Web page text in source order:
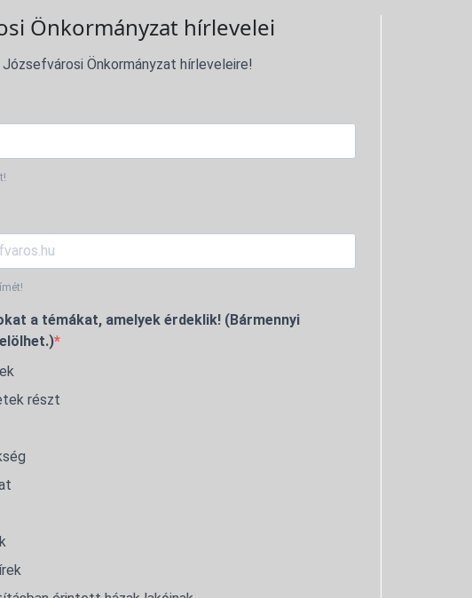
Önkormányzat hírlevelei
Önkormányzat hírleveleire!
a témákat, amelyek érdeklik! (Bármennyi
részt